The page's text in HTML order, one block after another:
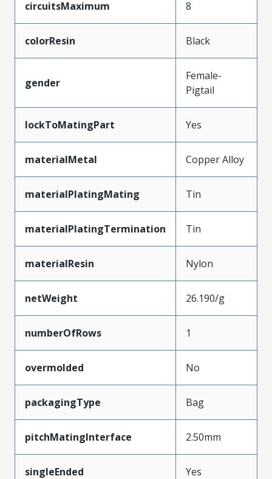
circuitsMaximum 8
colorResin Black
gender
Female-
Pigtail
lockToMatingPart Yes
materialMetal Copper Alloy
materialPlatingMating Tin
materialPlatingTermination Tin
materialResin Nylon
netWeight 26.190/g
numberOfRows 1
overmolded No
packagingType Bag
pitchMatingInterface 2.50mm
singleEnded Yes